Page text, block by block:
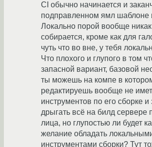
CI обычно начинается и
подправленном ямл шаблоне
Локально порой вообще
собирается, кроме как для
чуть что во вне, у тебя
Что плохого и глупого в том
запасной вариант, базовой
ты можешь на компе в
редактируешь вообще не
инструментов по его сборке и
дрыгать всё на билд сервере
лица, но глупостью ли будет
желание обладать
инструментами сборки? Тут